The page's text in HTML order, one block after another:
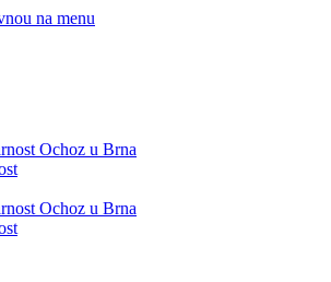
na menu